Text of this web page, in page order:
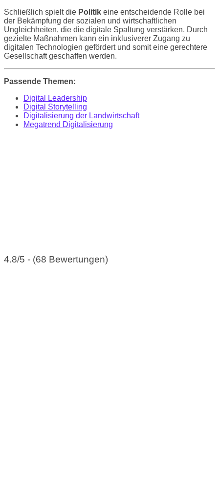
Schließlich spielt die Politik eine entscheidende Rolle bei
der Bekämpfung der sozialen und wirtschaftlichen
Ungleichheiten, die die digitale Spaltung verstärken. Durch
gezielte Maßnahmen kann ein inklusiverer Zugang zu
digitalen Technologien gefördert und somit eine gerechtere
Gesellschaft geschaffen werden.
Passende Themen:
Digital Leadership
Digital Storytelling
Digitalisierung der Landwirtschaft
Megatrend Digitalisierung
4.8/5 - (68 Bewertungen)